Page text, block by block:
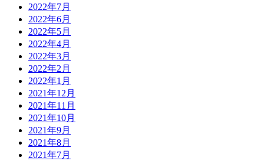
2022年7月
2022年6月
2022年5月
2022年4月
2022年3月
2022年2月
2022年1月
2021年12月
2021年11月
2021年10月
2021年9月
2021年8月
2021年7月